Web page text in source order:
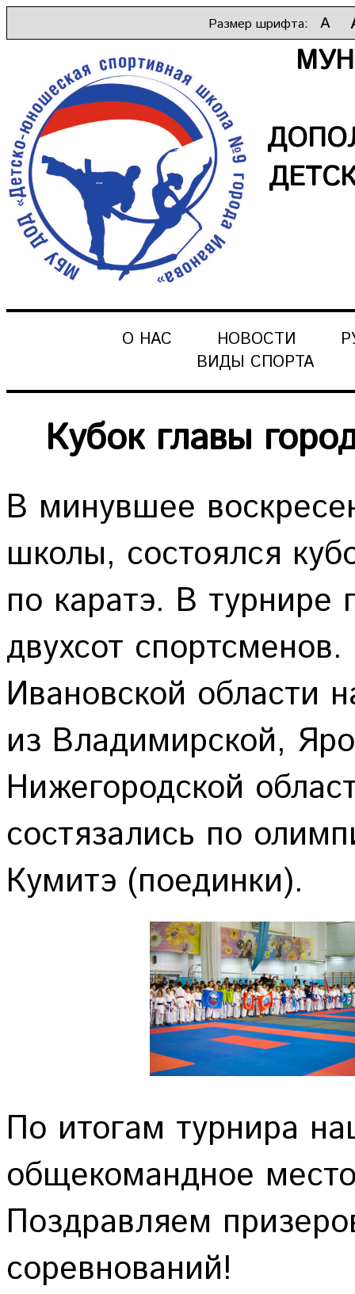
Размер шрифта: A
О НАС НОВОСТИ
ВИДЫ СПОРТА
Кубок главы
В минувшее
школы, состоялся
по каратэ. В турнире
двухсот
Ивановской области
из Владимирской,
Нижегородской
состязались по
Кумитэ (поединки).
По итогам турнира
общекомандное
Поздравляем
соревнований!